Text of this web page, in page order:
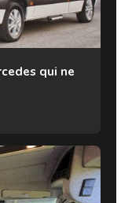
qui ne